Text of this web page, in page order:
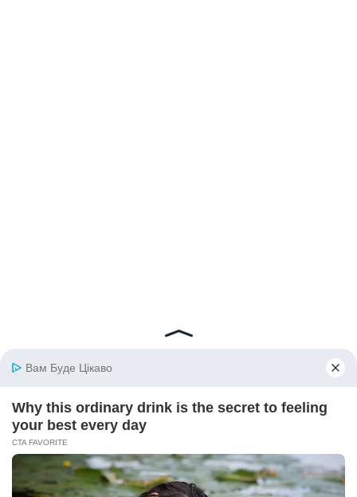
© 2026 iBilingua
Політика конфіденційності та умови користування